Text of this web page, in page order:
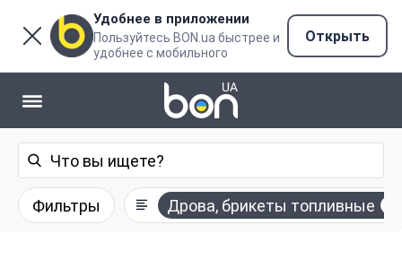
Удобнее в приложении
Пользуйтесь BON.ua быстрее и
удобнее с мобильного
Открыть
Фильтры Дрова, брикеты топливные